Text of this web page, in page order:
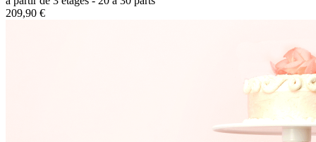
209,90 €